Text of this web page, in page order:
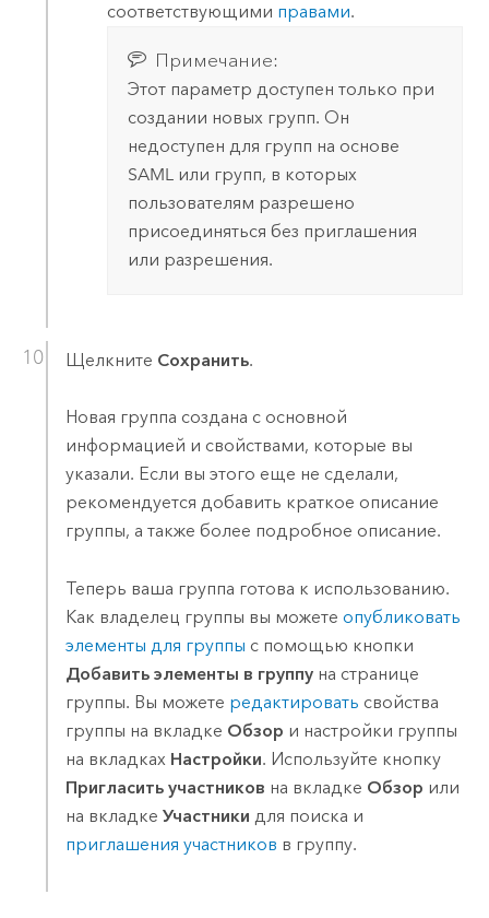
соответствующими правами.
Примечание:
Этот параметр доступен только при
создании новых групп. Он
недоступен для групп на основе
SAMLили групп, в которых
пользователям разрешено
присоединяться без приглашения
или разрешения.
Щелкните Сохранить.
Новая группа создана с основной
информацией и свойствами, которые вы
указали. Если вы этого еще не сделали,
рекомендуется добавить краткое описание
группы, а также более подробное описание.
Теперь ваша группа готова к использованию.
Как владелец группы вы можете опубликовать
элементы для группы с помощью кнопки
Добавить элементы в группуна странице
группы. Вы можете редактировать свойства
группы на вкладке Обзор и настройки группы
на вкладках Настройки. Используйте кнопку
Пригласить участников на вкладке Обзор или
на вкладке Участники для поиска и
приглашения участников в группу.